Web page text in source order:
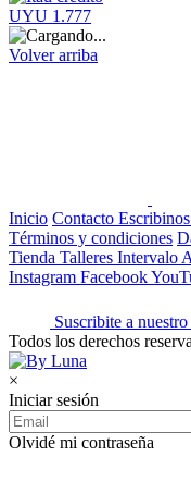
UYU 1.777
Volver arriba
Inicio Contacto
Términos y condiciones
Tienda Talleres Intervalo
Instagram Facebook
Suscribite a
Todos los derechos
×
Iniciar sesión
Olvidé mi contraseña